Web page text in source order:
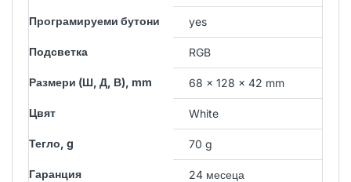
Програмируеми бутони yes
Подсветка RGB
Размери (Ш, Д, В), mm 68 x 128 x 42 mm
Цвят White
Тегло, g 70 g
Гаранция 24 месеца